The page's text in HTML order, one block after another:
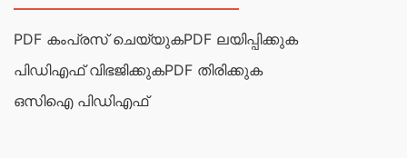
PDF കംപ്രസ് ചെയ്യുകPDF ലയിപ്പിക്കുക
പിഡിഎഫ് വിഭജിക്കുകPDF തിരിക്കുക
ഒസിഐ പിഡിഎഫ്